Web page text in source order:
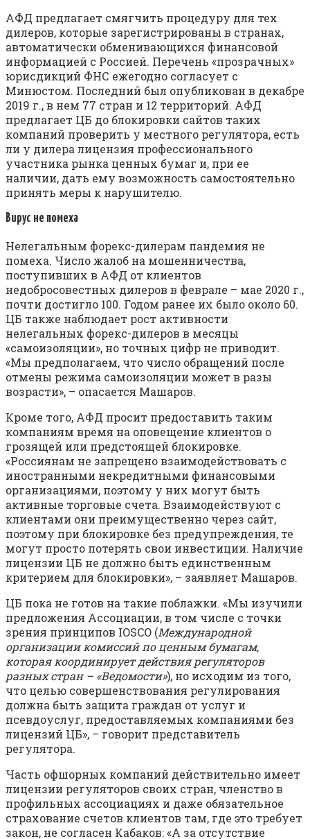
АФД предлагает смягчить процедуру для тех
дилеров, которые зарегистрированы в странах,
автоматически обменивающихся финансовой
информацией с Россией. Перечень «прозрачных»
юрисдикций ФНС ежегодно согласует с
Минюстом. Последний был опубликован в декабре
2019 г., в нем 77 стран и 12 территорий. АФД
предлагает ЦБ до блокировки сайтов таких
компаний проверить у местного регулятора, есть
ли у дилера лицензия профессионального
участника рынка ценных бумаг и, при ее
наличии, дать ему возможность самостоятельно
принять меры к нарушителю.
Вирус не помеха
Нелегальным форекс-дилерам пандемия не
помеха. Число жалоб на мошенничества,
поступивших в АФД от клиентов
недобросовестных дилеров в феврале – мае 2020 г.,
почти достигло 100. Годом ранее их было около 60.
ЦБ также наблюдает рост активности
нелегальных форекс-дилеров в месяцы
«самоизоляции», но точных цифр не приводит.
«Мы предполагаем, что число обращений после
отмены режима самоизоляции может в разы
возрасти», – опасается Машаров.
Кроме того, АФД просит предоставить таким
компаниям время на оповещение клиентов о
грозящей или предстоящей блокировке.
«Россиянам не запрещено взаимодействовать с
иностранными некредитными финансовыми
организациями, поэтому у них могут быть
активные торговые счета. Взаимодействуют с
клиентами они преимущественно через сайт,
поэтому при блокировке без предупреждения, те
могут просто потерять свои инвестиции. Наличие
лицензии ЦБ не должно быть единственным
критерием для блокировки», – заявляет Машаров.
ЦБ пока не готов на такие поблажки. «Мы изучили
предложения Ассоциации, в том числе с точки
зрения принципов IOSCO (Международной
организации комиссий по ценным бумагам,
которая координирует действия регуляторов
разных стран – «Ведомости»), но исходим из того,
что целью совершенствования регулирования
должна быть защита граждан от услуг и
псевдоуслуг, предоставляемых компаниями без
лицензий ЦБ», – говорит представитель
регулятора.
Часть офшорных компаний действительно имеет
лицензии регуляторов своих стран, членство в
профильных ассоциациях и даже обязательное
страхование счетов клиентов там, где это требует
закон, не согласен Кабаков: «А за отсутствие